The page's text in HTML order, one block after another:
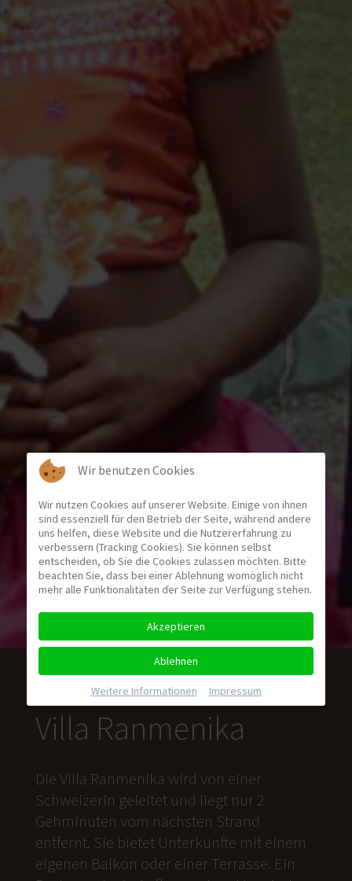
Villa Ranmenika
Die Villa Ranmenika wird von einer
Schweizerin geleitet und liegt nur 2
Gehminuten vom nächsten Strand
entfernt. Sie bietet Unterkünfte mit einem
eigenen Balkon oder einer Terrasse. Ein
Wir benutzen Cookies
Wir nutzen Cookies auf unserer Website. Einige von ihnen
sind essenziell für den Betrieb der Seite, während andere
uns helfen, diese Website und die Nutzererfahrung zu
verbessern (Tracking Cookies). Sie können selbst
entscheiden, ob Sie die Cookies zulassen möchten. Bitte
beachten Sie, dass bei einer Ablehnung womöglich nicht
mehr alle Funktionalitäten der Seite zur Verfügung stehen.
Akzeptieren
Ablehnen
Weitere Informationen Impressum